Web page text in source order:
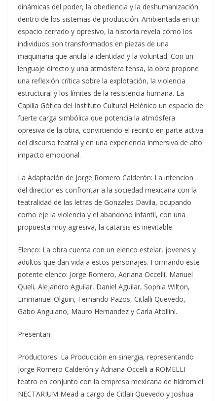
dinámicas del poder, la obediencia y la deshumanización
dentro de los sistemas de producción. Ambientada en un
espacio cerrado y opresivo, la historia revela cómo los
individuos son transformados en piezas de una
maquinaria que anula la identidad y la voluntad. Con un
lenguaje directo y una atmósfera tensa, la obra propone
una reflexión crítica sobre la explotación, la violencia
estructural y los límites de la resistencia humana. La
Capilla Gótica del Instituto Cultural Helénico un espacio de
fuerte carga simbólica que potencia la atmósfera
opresiva de la obra, convirtiendo el recinto en parte activa
del discurso teatral y en una experiencia inmersiva de alto
impacto emocional.
La Adaptación de Jorge Romero Calderón: La intencion
del director es confrontar a la sociedad mexicana con la
teatralidad de las letras de Gonzales Davila, ocupando
como eje la violencia y el abandono infantil, con una
propuesta muy agresiva, la catarsis es inevitable.
Elenco: La obra cuenta con un elenco estelar, jovenes y
adultos que dan vida a estos personajes. Formando este
potente elenco: Jorge Romero, Adriana Occelli, Manuel
Queli, Alejandro Aguilar, Daniel Aguilar, Sophia Wilton,
Emmanuel Olguin, Fernando Pazos, Citlalli Quevedo,
Gabo Anguiano, Mauro Hernandez y Carla Atollini.
Presentan:
Productores: La Producción en sinergia, representando
Jorge Romero Calderón y Adriana Occelli a ROMELLI
teatro en conjunto con la empresa mexicana de hidromiel
NECTARIUM Mead a cargo de Citlali Quevedo y Joshua